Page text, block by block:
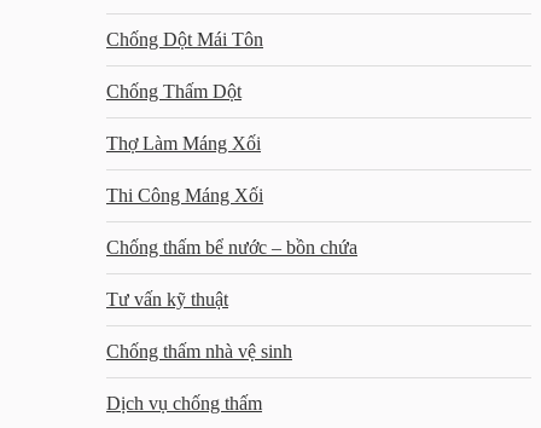
Chống Dột Mái Tôn
Chống Thấm Dột
Thợ Làm Máng Xối
Thi Công Máng Xối
Chống thấm bể nước – bồn chứa
Tư vấn kỹ thuật
Chống thấm nhà vệ sinh
Dịch vụ chống thấm